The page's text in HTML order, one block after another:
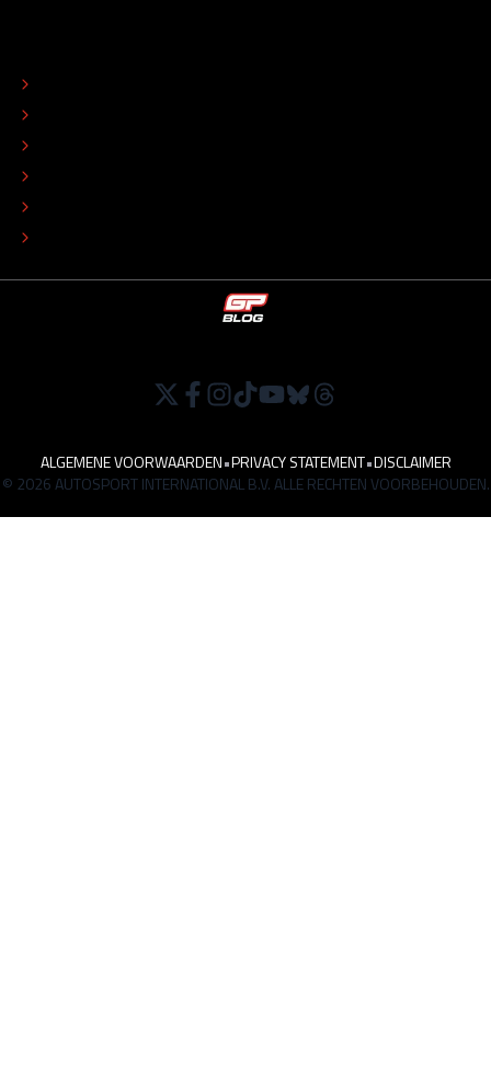
ALGEMENE VOORWAARDEN•PRIVACY STATEMENT•DISCLAIMER
© 2026 AUTOSPORT INTERNATIONAL B.V. ALLE RECHTEN VOORBEHOUDEN.